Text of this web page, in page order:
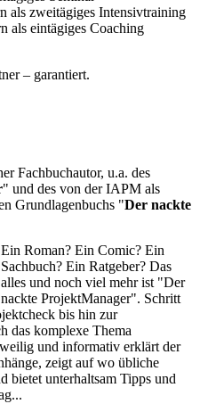
als zweitägiges Intensivtraining
als eintägiges Coaching
– garantiert.
Fachbuchautor, u.a. des
" und des von der IAPM als
Grundlagenbuchs "Der nackte
Ein Roman? Ein Comic? Ein
Sachbuch? Ein Ratgeber? Das
alles und noch viel mehr ist "Der
nackte ProjektManager". Schritt
bis hin zur
das komplexe Thema
und informativ erklärt der
zeigt auf wo übliche
bietet unterhaltsam Tipps und